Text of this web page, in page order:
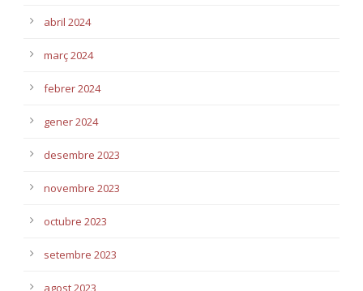
abril 2024
març 2024
febrer 2024
gener 2024
desembre 2023
novembre 2023
octubre 2023
setembre 2023
agost 2023